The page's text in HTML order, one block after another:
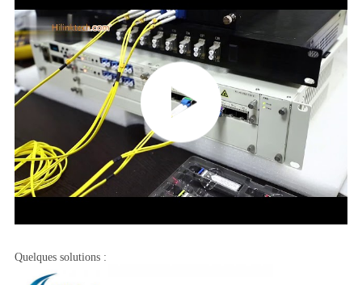
Quelques solutions :